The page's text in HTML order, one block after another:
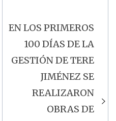
EN LOS PRIMEROS
100 DÍAS DE LA
GESTIÓN DE TERE
JIMÉNEZ SE
REALIZARON
OBRAS DE